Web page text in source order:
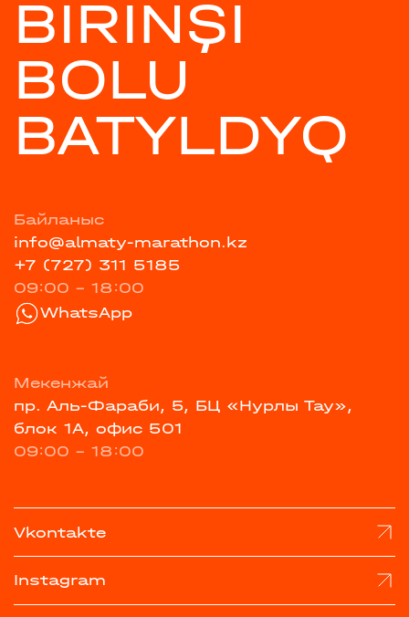
BIRINŞI
BOLU
BATYLDYQ
Байланыс
info@almaty-marathon.kz
+7 (727) 311 5185
09:00 - 18:00
WhatsApp
Мекенжай
пр. Аль-Фараби, 5, БЦ «Нурлы Тау»,
блок 1А, офис 501
09:00 - 18:00
Vkontakte
Instagram